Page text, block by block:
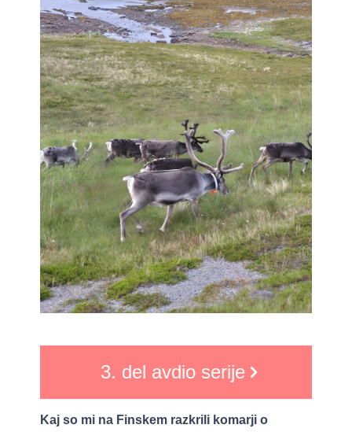
3. del avdio serije
Kaj so mi na Finskem razkrili komarji o